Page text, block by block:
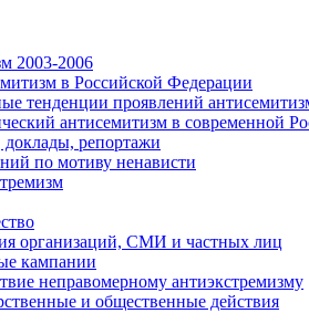
2003-2006
в Российской Федерации
тенденции проявлений
антисемитизм в современной
доклады, репортажи
по мотиву ненависти
организаций, СМИ и частных лиц
кампании
неправомерному антиэкстремизму
и общественные действия